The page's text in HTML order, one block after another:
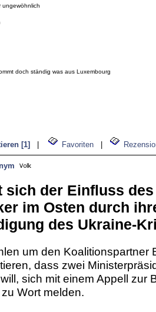
ungewöhnlich
doch ständig was aus Luxembourg
[1] Favoriten
sich der Einfluss
im Osten durch
des Ukraine-
um den Koalitionspartner
dass zwei
sich mit einem Appell zur
Wort melden.